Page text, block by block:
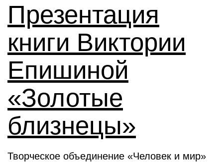
Презентация
книги Виктории
Епишиной
«Золотые
близнецы»
Творческое объединение «Человек и мир»